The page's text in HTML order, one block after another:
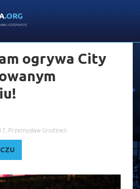
ogrywa City
Przemysław Grudzień